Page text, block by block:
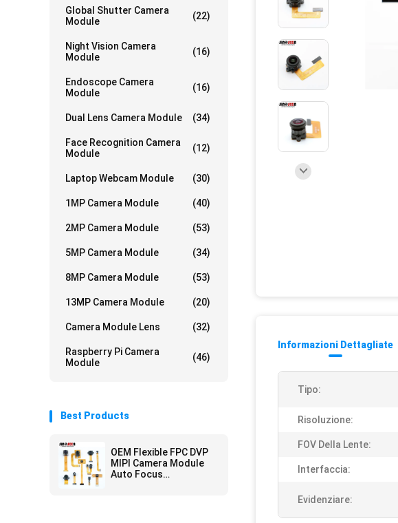
Global Shutter Camera
Module
(22)
Night Vision Camera
Module
(16)
Endoscope Camera
Module
(16)
Dual Lens Camera Module (34)
Face Recognition Camera
Module
(12)
Laptop Webcam Module (30)
1MP Camera Module (40)
2MP Camera Module (53)
5MP Camera Module (34)
8MP Camera Module (53)
13MP Camera Module (20)
Camera Module Lens (32)
Raspberry Pi Camera
Module
(46)
Best Products
OEM Flexible FPC DVP
MIPI Camera Module
Auto Focus
Informazioni Dettagliate
Tipo:
Risoluzione:
FOV Della Lente:
Interfaccia:
Evidenziare: